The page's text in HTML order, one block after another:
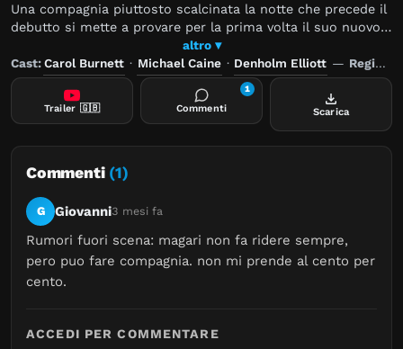
Una compagnia piuttosto scalcinata la notte che precede il
debutto si mette a provare per la prima volta il suo nuovo
spettacolo. È soltanto il primo atto e ci vuole molta
pazienza, tra interruzioni varie, isterie e liti, per arrivare alla
fine. La sera della prima le cose continuano sullo stesso
tono, ma questa volta seguiamo quel che capita dietro le
quinte. E quello è solo il secondo atto. Bogdanovich prende
un originale testo teatrale dell'inglese Michael Frayn, si
assicura un cast insuperabile e realizza una farsaccia
deliziosa, con attori in vena.
altro ▾
Cast:Carol Burnett · Michael Caine · Denholm Elliott — Regia:
Trailer 🇬🇧 Commenti
1
Scarica
Commenti (1)
G Giovanni3 mesi fa
Rumori fuori scena: magari non fa ridere sempre,
pero puo fare compagnia. non mi prende al cento per
cento.
ACCEDI PER COMMENTARE